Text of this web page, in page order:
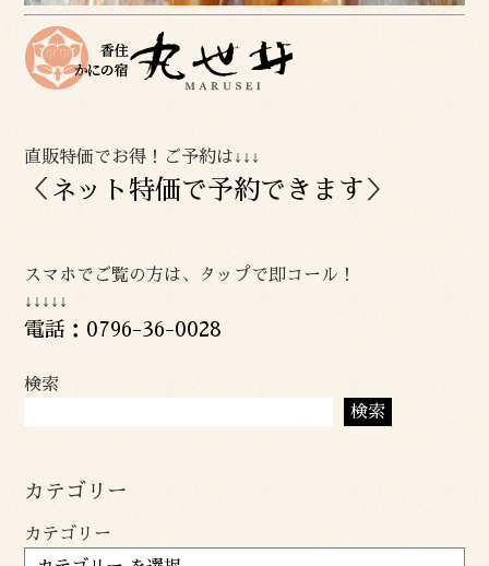
直販特価でお得！ご予約は↓↓↓
＜ ネット特価で予約できます ＞
スマホでご覧の方は、タップで即コール！
↓↓↓↓↓
電話：0796-36-0028
検索
検索
カテゴリー
カテゴリー